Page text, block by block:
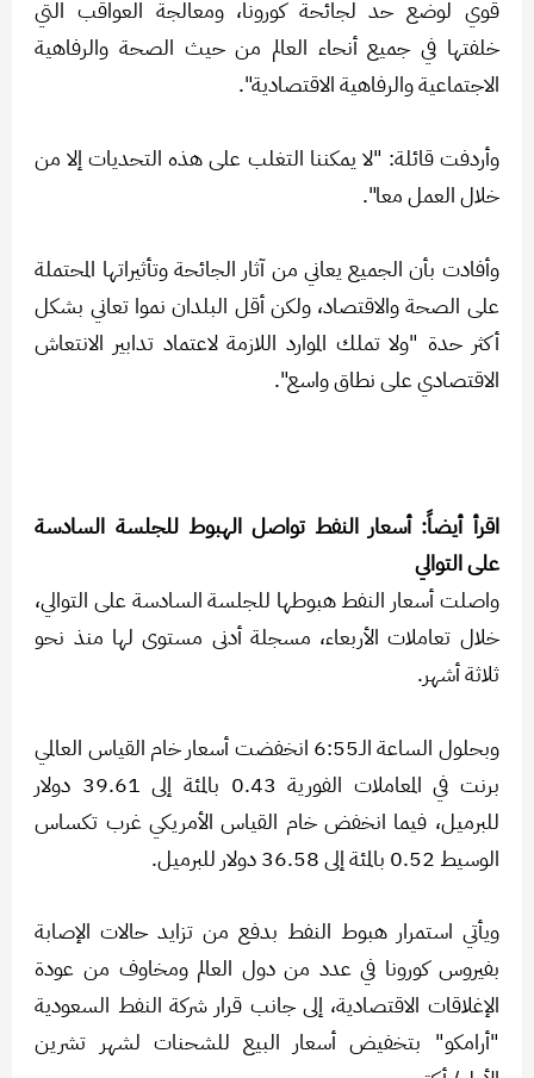
قوي لوضع حد لجائحة كورونا، ومعالجة العواقب التي
خلفتها في جميع أنحاء العالم من حيث الصحة والرفاهية
الاجتماعية والرفاهية الاقتصادية".
وأردفت قائلة: "لا يمكننا التغلب على هذه التحديات إلا من
خلال العمل معا".
وأفادت بأن الجميع يعاني من آثار الجائحة وتأثيراتها المحتملة
على الصحة والاقتصاد، ولكن أقل البلدان نموا تعاني بشكل
أكثر حدة "ولا تملك الموارد اللازمة لاعتماد تدابير الانتعاش
الاقتصادي على نطاق واسع".
اقرأ أيضاً: أسعار النفط تواصل الهبوط للجلسة السادسة
على التوالي
واصلت أسعار النفط هبوطها للجلسة السادسة على التوالي،
خلال تعاملات الأربعاء، مسجلة أدنى مستوى لها منذ نحو
ثلاثة أشهر.
وبحلول الساعة الـ6:55 انخفضت أسعار خام القياس العالمي
برنت في المعاملات الفورية 0.43 بالمئة إلى 39.61 دولار
للبرميل، فيما انخفض خام القياس الأمريكي غرب تكساس
الوسيط 0.52 بالمئة إلى 36.58 دولار للبرميل.
ويأتي استمرار هبوط النفط بدفع من تزايد حالات الإصابة
بفيروس كورونا في عدد من دول العالم ومخاوف من عودة
الإغلاقات الاقتصادية، إلى جانب قرار شركة النفط السعودية
"أرامكو" بتخفيض أسعار البيع للشحنات لشهر تشرين